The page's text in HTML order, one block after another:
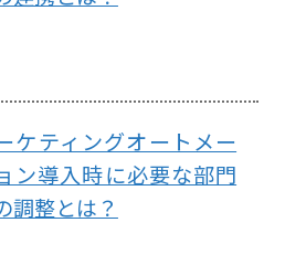
ケティングオートメー
ン導入時に必要な部門
調整とは？